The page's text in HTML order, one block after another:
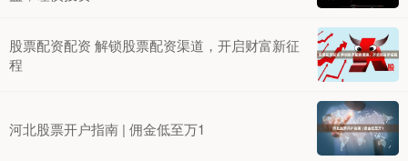
股票配资配资 解锁股票配资渠道，开启财富新征
程
河北股票开户指南 | 佣金低至万1